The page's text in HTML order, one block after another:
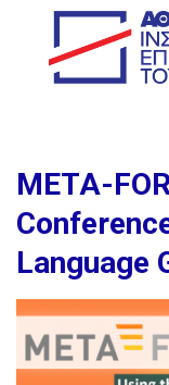
Language